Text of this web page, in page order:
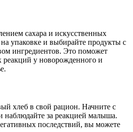
сахара и искусственных
упаковке и выбирайте продукты с
ингредиентов. Это поможет
реакций у новорожденного и
хлеб в свой рацион. Начните с
наблюдайте за реакцией малыша.
последствий, вы можете